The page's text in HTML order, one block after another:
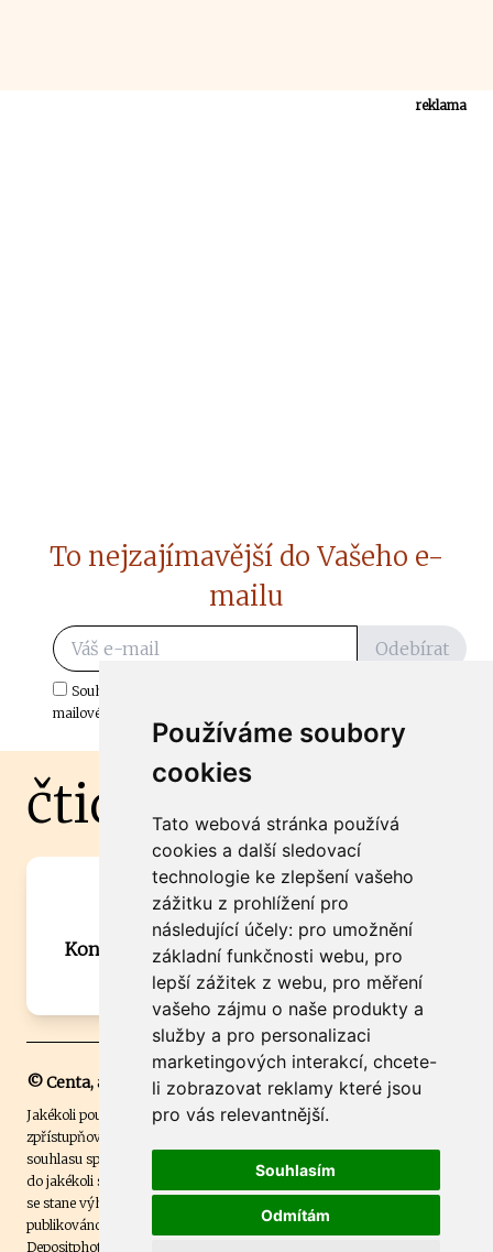
Používáme soubory
cookies
Tato webová stránka používá
cookies a další sledovací
technologie ke zlepšení vašeho
zážitku z prohlížení pro
následující účely: pro umožnění
základní funkčnosti webu, pro
lepší zážitek z webu, pro měření
vašeho zájmu o naše produkty a
služby a pro personalizaci
marketingových interakcí, chcete-
li zobrazovat reklamy které jsou
pro vás relevantnější.
Souhlasím
Odmítám
reklama
To nejzajímavější do Vašeho e-
mailu
Odebírat
Souhlasím s odběrem důležitých zpráv ze ČtiDoma.cz do mé e-
mailové schránky.
čtidoma.cz
Máte zajímavou informaci? Chcete
spolupracovat?
Kontaktujte šéfredaktora Martina Chalupu:
chalupa@ctidoma.cz
© Centa, a.s.
Jakékoli použití obsahu včetně převzetí, šíření či dalšího užití a
zpřístupňování textových či obrazových materiálů bez písemného
souhlasu společnosti Centa,a.s. je zakázáno. Čtenář svým přihlášením
do jakékoli soutěže na našem webu dává souhlas s tím, že v případě, že
se stane výhercem této soutěže, může být jeho jméno na webu
publikováno. Centa, a.s. využívala licenci ČTK a využívá fotografie z
Depositphotos